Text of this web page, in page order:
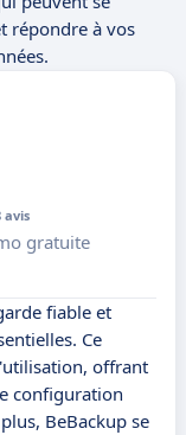
répondre à vos
avis
gratuite
fiable et
Ce
offrant
configuration
BeBackup se